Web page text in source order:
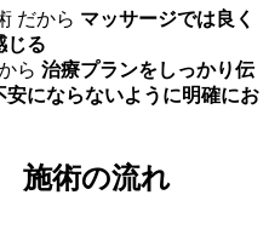
だから マッサージでは良く
じる
ら 治療プランをしっかり伝
にならないように明確にお
施術の流れ